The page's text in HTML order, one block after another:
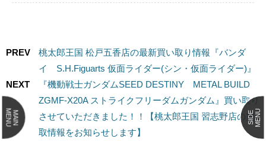
PREV
桃太郎王国 松戸五香店の最新買い取り情報『バンダ
イ S.H.Figuarts ​仮面ライダー(シン・仮面ライダー)』
NEXT
『機動戦士ガンダムSEED ​DESTINY METAL ​BUILD ​
ZGMF-X20A ​ストライクフリーダムガンダム』買い取り
させていただきました！！【桃太郎王国 習志野店の買
取情報をお知らせします】
MAIN
MENU SIDEMENU